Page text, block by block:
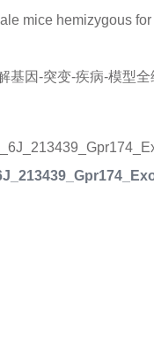
mice hemizygous
基因-突变-疾病-模型